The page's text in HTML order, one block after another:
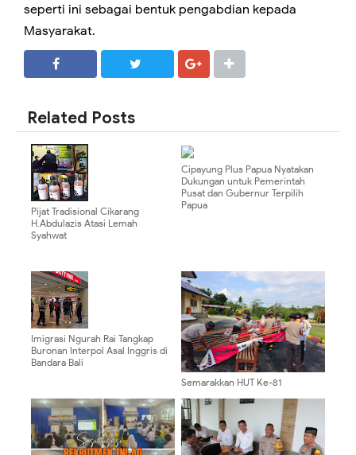
seperti ini sebagai bentuk pengabdian kepada
Masyarakat.
Related Posts
Pijat Tradisional Cikarang
H.Abdulazis Atasi Lemah
Syahwat
Cipayung Plus Papua Nyatakan
Dukungan untuk Pemerintah
Pusat dan Gubernur Terpilih
Papua
Imigrasi Ngurah Rai Tangkap
Buronan Interpol Asal Inggris di
Bandara Bali
Semarakkan HUT Ke-81
Pasang Umbul-Umbul dan
Bendera Merah Putih